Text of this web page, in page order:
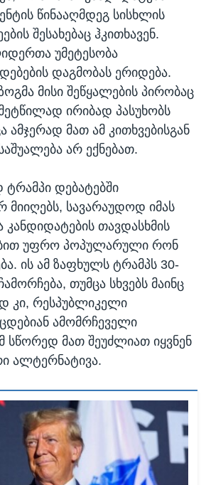
წინააღმდეგ სისხლის
შესახებაც ჰკითხავენ.
უმეტესობა
დაგმობას ერიდება.
მისი შეწყალების პირობაც
ირიბად პასუხობს
ამჯერად მათ ამ კითხვებისგან
არ ექნებათ.
დებატებში
მიიღებს, სავარაუდოდ იმას
კანდიდატების თავდასხმის
უფრო პოპულარული რონ
ის ამ ზაფხულს ტრამპს 30-
თუმცა სხვებს მაინც
კი, რესპუბლიკელი
ამომრჩეველი
სწორედ მათ შეუძლიათ იყვნენ
ალტერნატივა.